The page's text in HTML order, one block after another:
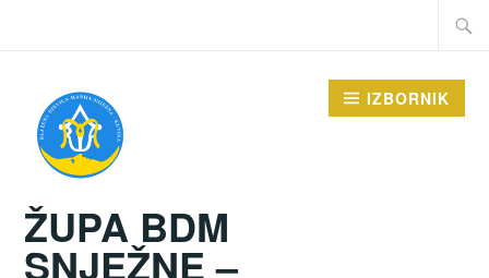
Traži:
ŽUPA BDM
SNJEŽNE –
IZBORNIK